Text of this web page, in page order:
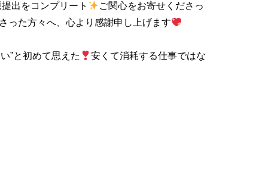
出をコンプリート
ご関心をお寄せくださっ
った方々へ、心より感謝申し上げます
”と初めて思えた
安くて消耗する仕事ではな